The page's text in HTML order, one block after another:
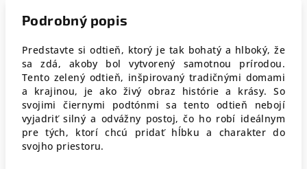
Podrobný popis
Predstavte si odtieň, ktorý je tak bohatý a hlboký, že
sa zdá, akoby bol vytvorený samotnou prírodou.
Tento zelený odtieň, inšpirovaný tradičnými domami
a krajinou, je ako živý obraz histórie a krásy. So
svojimi čiernymi podtónmi sa tento odtieň nebojí
vyjadriť silný a odvážny postoj, čo ho robí ideálnym
pre tých, ktorí chcú pridať hĺbku a charakter do
svojho priestoru.